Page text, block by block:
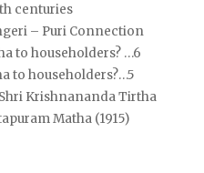
centuries
– Puri Connection
to householders? …6
to householders?…5
Krishnananda Tirtha
Matha (1915)